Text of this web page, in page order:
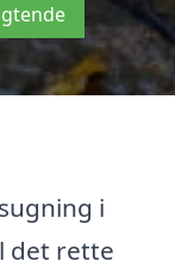
i
det rette